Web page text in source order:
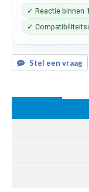
✓ Reactie binnen
✓
Stel een vraag